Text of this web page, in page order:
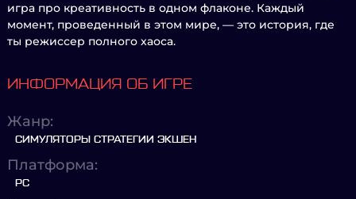
игра про креативность в одном флаконе. Каждый
момент, проведенный в этом мире, — это история, где
ты режиссер полного хаоса.
ИНФОРМАЦИЯ ОБ ИГРЕ
Жанр:
СИМУЛЯТОРЫ СТРАТЕГИИ ЭКШЕН
Платформа:
PC